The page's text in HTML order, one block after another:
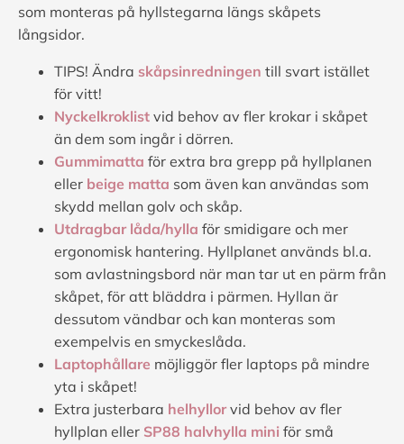
som monteras på hyllstegarna längs skåpets
långsidor.
TIPS! Ändra skåpsinredningen till svart istället
för vitt!
Nyckelkroklist vid behov av fler krokar i skåpet
än dem som ingår i dörren.
Gummimatta för extra bra grepp på hyllplanen
eller beige matta som även kan användas som
skydd mellan golv och skåp.
Utdragbar låda/hylla för smidigare och mer
ergonomisk hantering. Hyllplanet används bl.a.
som avlastningsbord när man tar ut en pärm från
skåpet, för att bläddra i pärmen. Hyllan är
dessutom vändbar och kan monteras som
exempelvis en smyckeslåda.
Laptophållare möjliggör fler laptops på mindre
yta i skåpet!
Extra justerbara helhyllorvid behov av fler
hyllplan eller SP88 halvhylla mini för små